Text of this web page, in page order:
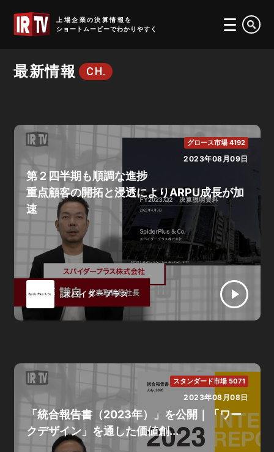
上場企業の決算情報を
ショートムービーでわかりやすく
最新情報 CH.
グロース市場 4192
2023年08月09日
スパイダープラス
第２四半期も順調な進捗
重点顧客の開拓と浸透によりARPU成長が加
速
スタンダード市場 5071
2023年08月08日
「統合報告書（2023年）」を公開｜「ワー
クデザイン」を通した価値創...